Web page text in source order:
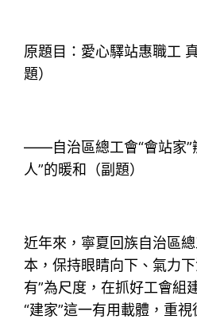
原題目：愛心驛站惠職工
題）
——自治區總工會“會站家”
人”的暖和（副題）
近年來，寧夏回族自治區
本，保持眼睛向下、氣力
有”為尺度，在抓好工會組
“建家”這一有用載體，重